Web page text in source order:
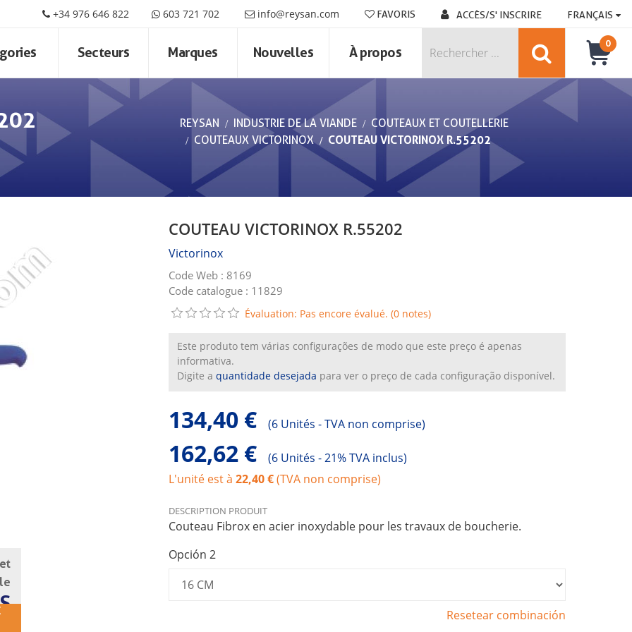
+34 976 646 822 603 721 702 info@reysan.com FAVORIS ACCÈS/S' INSCRIRE FRANÇAIS
Secteurs Marques Nouvelles À propos
0
REYSAN INDUSTRIE DE LA VIANDE
COUTEAUX ET COUTELLERIE
COUTEAUX VICTORINOX
COUTEAU VICTORINOX R.55202
COUTEAU VICTORINOX R.55202
Victorinox
Code Web : 8169
Code catalogue : 11829
Évaluation: Pas encore évalué. (0 notes)
Este produto tem várias configurações de modo que este preço é apenas
informativa.
Digite a quantidade desejada para ver o preço de cada configuração disponível.
134,40 € (6 Unités -TVA non comprise)
162,62 € (6 Unités -21% TVA inclus)
L'unité est à 22,40 €(TVA non comprise)
DESCRIPTION PRODUIT
Couteau Fibrox en acier inoxydable pour les travaux de boucherie.
Opción 2
Resetear combinación